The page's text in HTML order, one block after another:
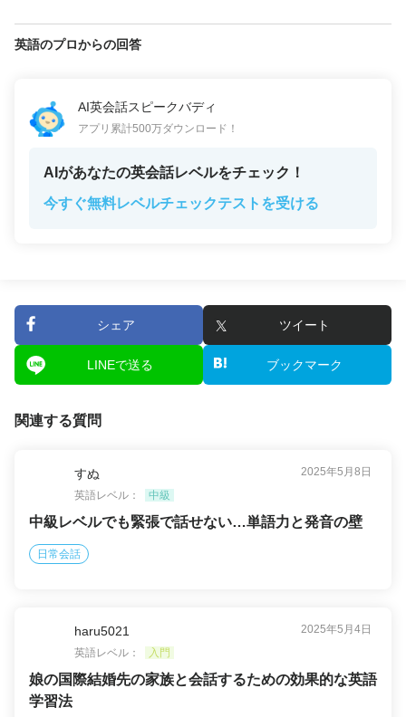
英語のプロからの回答
AI英会話スピークバディ
アプリ累計500万ダウンロード！
AIがあなたの英会話レベルをチェック！
今すぐ無料レベルチェックテストを受ける
シェア ツイート
LINEで送る ブックマーク
関連する質問
すぬ
2025年5月8日
英語レベル：
中級
中級レベルでも緊張で話せない…単語力と発音の壁
日常会話
haru5021
2025年5月4日
英語レベル：
入門
娘の国際結婚先の家族と会話するための効果的な英語
学習法